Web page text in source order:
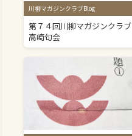
川柳マガジンクラブBlog
第７４回川柳マガジンクラブ
高崎句会